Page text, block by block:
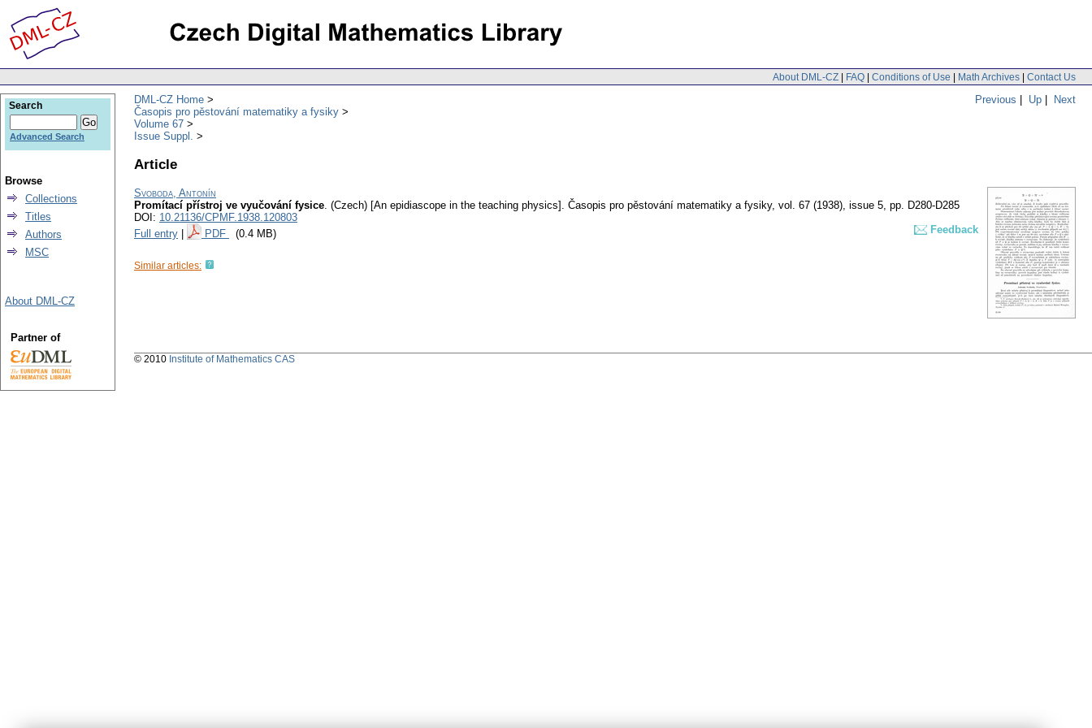
About DML-CZ | FAQ | Conditions of Use | Math Archives | Contact Us
Previous | Up | Next
DML-CZ Home
Časopis pro pěstování matematiky a fysiky
Volume 67
Issue Suppl.
Article
Svoboda, Antonín
Promítací přístroj ve vyučování fysice. (Czech) [An epidiascope in the teaching physics]. Časopis pro pěstování matematiky a fysiky, vol. 67 (1938), issue 5, pp. D280-D285
DOI: 10.21136/CPMF.1938.120803
Full entry
PDF (0.4 MB) Feedback
Similar articles:
Search
Advanced Search
Browse
Collections
Titles
Authors
MSC
About DML-CZ
Partner of
© 2010 Institute of Mathematics CAS